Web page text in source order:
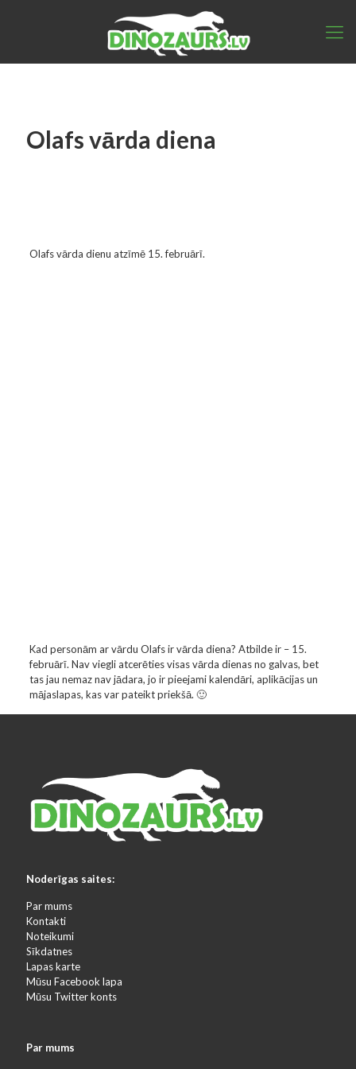
Olafs vārda diena
Olafs vārda dienu atzīmē 15. februārī.
Kad personām ar vārdu Olafs ir vārda diena? Atbilde ir – 15.
februārī. Nav viegli atcerēties visas vārda dienas no galvas, bet
tas jau nemaz nav jādara, jo ir pieejami kalendāri, aplikācijas un
mājaslapas, kas var pateikt priekšā. 🙂
Noderīgas saites:
Par mums
Kontakti
Noteikumi
Sīkdatnes
Lapas karte
Mūsu Facebook lapa
Mūsu Twitter konts
Par mums